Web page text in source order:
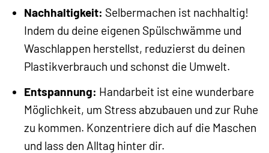
Nachhaltigkeit: Selbermachen ist nachhaltig!
Indem du deine eigenen Spülschwämme und
Waschlappen herstellst, reduzierst du deinen
Plastikverbrauch und schonst die Umwelt.
Entspannung: Handarbeit ist eine wunderbare
Möglichkeit, um Stress abzubauen und zur Ruhe
zu kommen. Konzentriere dich auf die Maschen
und lass den Alltag hinter dir.